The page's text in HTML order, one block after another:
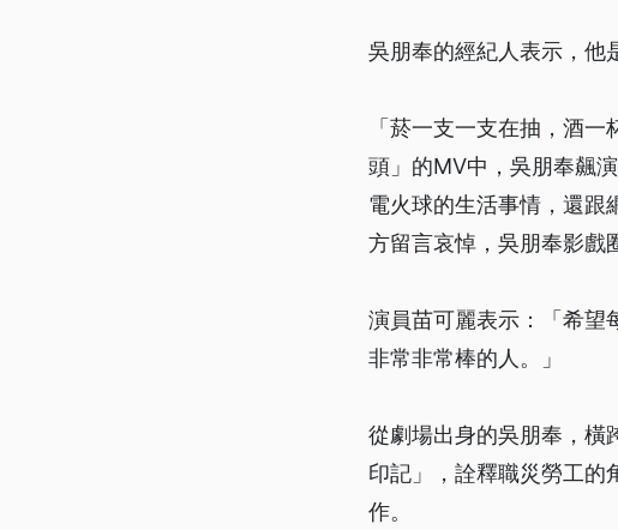
吳朋奉的經紀人表示，他
「菸一支一支在抽，酒
頭」的MV中，吳朋奉飆
電火球的生活事情，還跟
方留言哀悼，吳朋奉影戲
演員苗可麗表示：「希望
非常非常棒的人。」
從劇場出身的吳朋奉，橫
印記」，詮釋職災勞工的
作。